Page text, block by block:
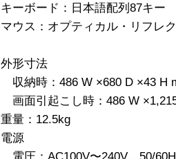
キーボード：日本語配列87キ
マウス：オプティカル・リフレ
外形寸法
収納時：486 W ×680 D ×43 H
画面引起こし時：486 W
重量：12.5kg
電源